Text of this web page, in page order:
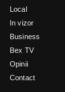
Local
In vizor
Business
Bex TV
Opinii
Contact